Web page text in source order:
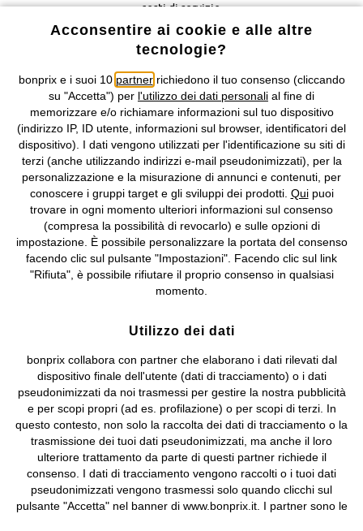
costi di servizio.
Condizioni di vendita Accessibilità
Informativa privacy e cookie Gestione dei cookie
Informazioni legali Diritto di recesso
2026 bonprix. Tutti i diritti riservati.
bonprix S.r.l. con socio unico, sede legale: via Adua 33 - 13855
Valdengo (BI) C.F. 01510910027 - P.I. 01939830020, Reg. Imprese di
Biella n. 01510910027, R.E.A. BI - 171345, N. Reg. Pile:
IT09060P00000858, N. Reg. AEE: IT08020000002105 Capitale
Sociale: euro 1.000.000 i.v, Società soggetta all'attività di direzione
e coordinamento di bonprix Beteiligungs -Verwaltungsgesellschaft
mbH.
Acconsentire ai cookie e alle altre
tecnologie?
bonprix e i suoi 10 partnerrichiedono il tuo consenso (cliccando
su "Accetta") per l'utilizzo dei dati personali al fine di
memorizzare e/o richiamare informazioni sul tuo dispositivo
(indirizzo IP, ID utente, informazioni sul browser, identificatori del
dispositivo). I dati vengono utilizzati per l'identificazione su siti di
terzi (anche utilizzando indirizzi e-mail pseudonimizzati), per la
personalizzazione e la misurazione di annunci e contenuti, per
conoscere i gruppi target e gli sviluppi dei prodotti. Quipuoi
trovare in ogni momento ulteriori informazioni sul consenso
(compresa la possibilità di revocarlo) e sulle opzioni di
impostazione. È possibile personalizzare la portata del consenso
facendo clic sul pulsante "Impostazioni". Facendo clic sul link
"Rifiuta", è possibile rifiutare il proprio consenso in qualsiasi
momento.
Utilizzo dei dati
bonprix collabora con partner che elaborano i dati rilevati dal
dispositivo finale dell'utente (dati di tracciamento) o i dati
pseudonimizzati da noi trasmessi per gestire la nostra pubblicità
e per scopi propri (ad es. profilazione) o per scopi di terzi. In
questo contesto, non solo la raccolta dei dati di tracciamento o la
trasmissione dei tuoi dati pseudonimizzati, ma anche il loro
ulteriore trattamento da parte di questi partner richiede il
consenso. I dati di tracciamento vengono raccolti o i tuoi dati
pseudonimizzati vengono trasmessi solo quando clicchi sul
pulsante "Accetta" nel banner di www.bonprix.it. I partner sono le